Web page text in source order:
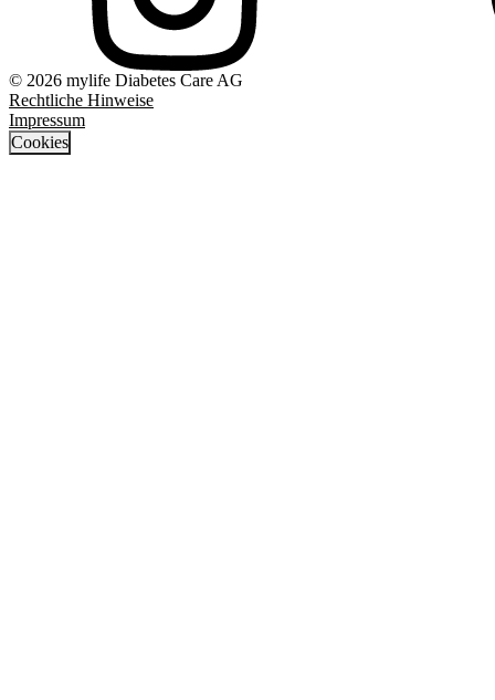
© 2026 mylife Diabetes Care AG
Rechtliche Hinweise
Impressum
Cookies